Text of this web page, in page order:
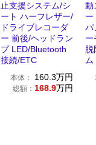
止支援システム/シ
ート ハーフレザー/
ドライブレコーダ
ー 前後/ヘッドラン
プ LED/Bluetooth
接続/ETC
本体： 160.3万円
総額： 168.9万円
動
ー
パ
ー
脱
ム